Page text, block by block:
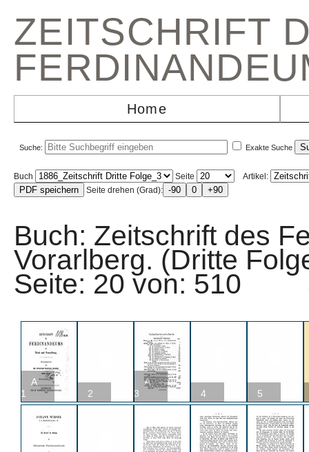
ZEITSCHRIFT
Home
Suche: Exakte Suche
Buch Seite
Artikel:
Seite drehen (Grad):
Buch: Zeitschrift des
Vorarlberg. (Dritte
Seite: 20 von: 510
A
1
2
A
3
4 5